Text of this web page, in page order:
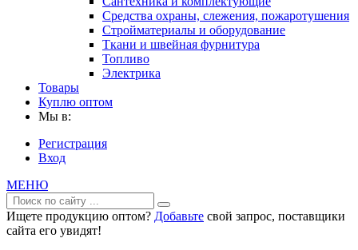
Средства охраны, слежения, пожаротушения
Стройматериалы и оборудование
Ткани и швейная фурнитура
Топливо
Электрика
Товары
Куплю оптом
Мы в:
Регистрация
Вход
МЕНЮ
Ищете продукцию оптом? Добавьте свой запрос, поставщики
сайта его увидят!